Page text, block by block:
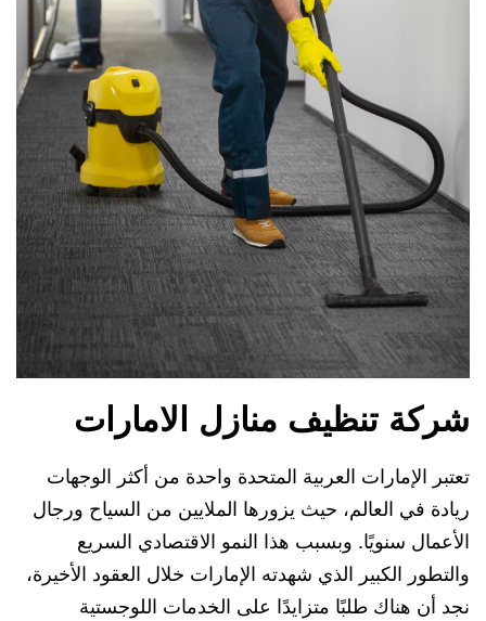
شركة تنظيف منازل الامارات
تعتبر الإمارات العربية المتحدة واحدة من أكثر الوجهات
ريادة في العالم، حيث يزورها الملايين من السياح ورجال
الأعمال سنويًا. وبسبب هذا النمو الاقتصادي السريع
والتطور الكبير الذي شهدته الإمارات خلال العقود الأخيرة،
نجد أن هناك طلبًا متزايدًا على الخدمات اللوجستية